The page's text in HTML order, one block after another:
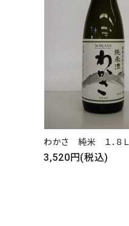
わかさ 純米 １．８Ｌ
3,520円(税込)